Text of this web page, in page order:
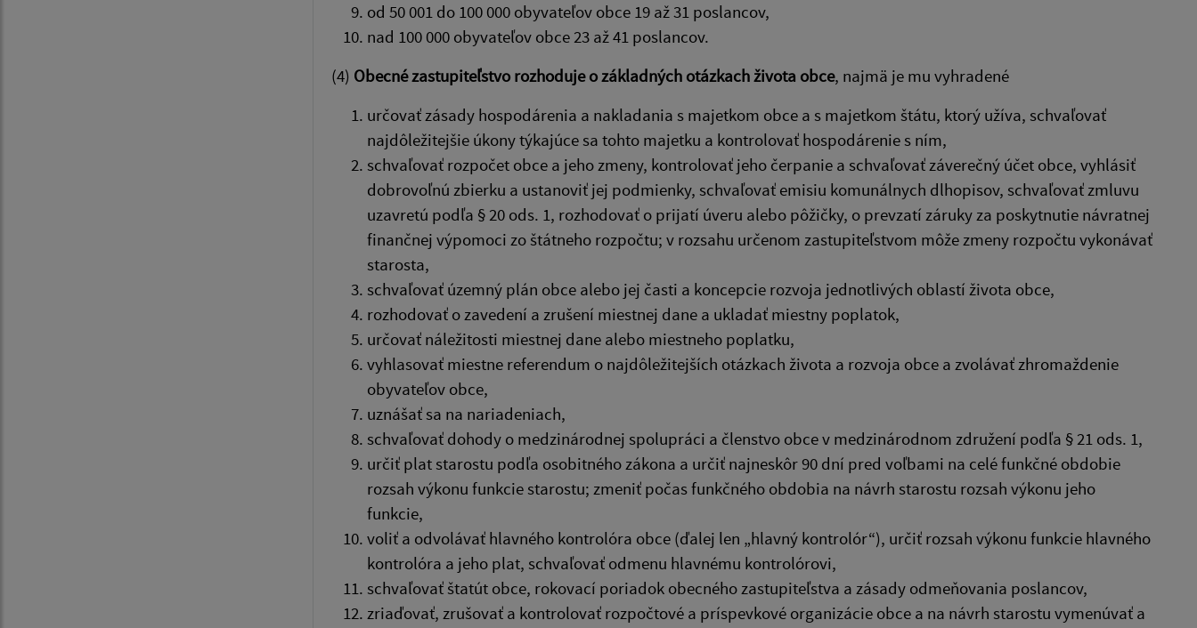
od 50 001 do 100 000 obyvateľov obce 19 až 31 poslancov,
nad 100 000 obyvateľov obce 23 až 41 poslancov.
(4) Obecné zastupiteľstvo rozhoduje o základných otázkach života obce, najmä je mu vyhradené
určovať zásady hospodárenia a nakladania s majetkom obce a s majetkom štátu, ktorý užíva, schvaľovať
najdôležitejšie úkony týkajúce sa tohto majetku a kontrolovať hospodárenie s ním,
schvaľovať rozpočet obce a jeho zmeny, kontrolovať jeho čerpanie a schvaľovať záverečný účet obce, vyhlásiť
dobrovoľnú zbierku a ustanoviť jej podmienky, schvaľovať emisiu komunálnych dlhopisov, schvaľovať zmluvu
uzavretú podľa § 20 ods. 1, rozhodovať o prijatí úveru alebo pôžičky, o prevzatí záruky za poskytnutie návratnej
finančnej výpomoci zo štátneho rozpočtu; v rozsahu určenom zastupiteľstvom môže zmeny rozpočtu vykonávať
starosta,
schvaľovať územný plán obce alebo jej časti a koncepcie rozvoja jednotlivých oblastí života obce,
rozhodovať o zavedení a zrušení miestnej dane a ukladať miestny poplatok,
určovať náležitosti miestnej dane alebo miestneho poplatku,
vyhlasovať miestne referendum o najdôležitejších otázkach života a rozvoja obce a zvolávať zhromaždenie
obyvateľov obce,
uznášať sa na nariadeniach,
schvaľovať dohody o medzinárodnej spolupráci a členstvo obce v medzinárodnom združení podľa § 21 ods. 1,
určiť plat starostu podľa osobitného zákona a určiť najneskôr 90 dní pred voľbami na celé funkčné obdobie
rozsah výkonu funkcie starostu; zmeniť počas funkčného obdobia na návrh starostu rozsah výkonu jeho
funkcie,
voliť a odvolávať hlavného kontrolóra obce (ďalej len „hlavný kontrolór“), určiť rozsah výkonu funkcie hlavného
kontrolóra a jeho plat, schvaľovať odmenu hlavnému kontrolórovi,
schvaľovať štatút obce, rokovací poriadok obecného zastupiteľstva a zásady odmeňovania poslancov,
zriaďovať, zrušovať a kontrolovať rozpočtové a príspevkové organizácie obce a na návrh starostu vymenúvať a